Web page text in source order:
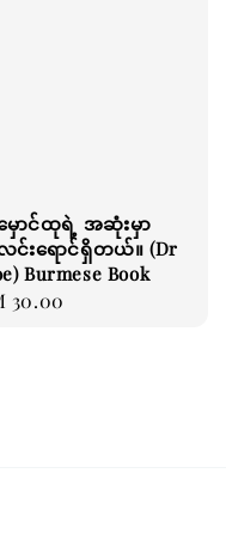
ာင်ထုရဲ့ အဆုံးမှာ
းရောင်ရှိတယ်။ (Dr
Burmese Book
30.00